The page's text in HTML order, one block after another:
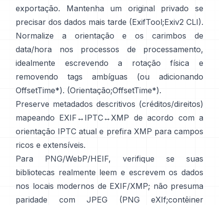
exportação. Mantenha um original privado se
precisar dos dados mais tarde (ExifTool;Exiv2 CLI).
Normalize a orientação e os carimbos de
data/hora nos processos de processamento,
idealmente escrevendo a rotação física e
removendo tags ambíguas (ou adicionando
OffsetTime*). (Orientação;OffsetTime*).
Preserve metadados descritivos (créditos/direitos)
mapeando EXIF↔IPTC↔XMP de acordo com a
orientação IPTC atual e prefira XMP para campos
ricos e extensíveis.
Para PNG/WebP/HEIF, verifique se suas
bibliotecas realmente leem e escrevem os dados
nos locais modernos de EXIF/XMP; não presuma
paridade com JPEG (PNG eXIf;contêiner